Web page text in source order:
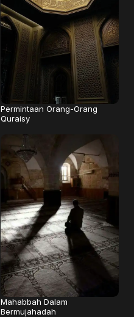
Permintaan Orang-Orang
Quraisy
Mahabbah Dalam
Bermujahadah